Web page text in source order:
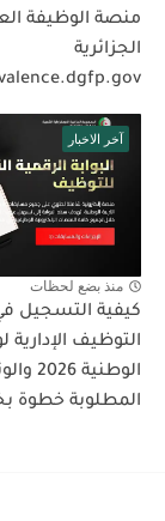
منصة الوظيفة
الجزائرية
آخر الاخبار
منذ بضع لحظات
كيفية التسجيل
التوظيف الإدارية
الوطنية
المطلوبة خطوة